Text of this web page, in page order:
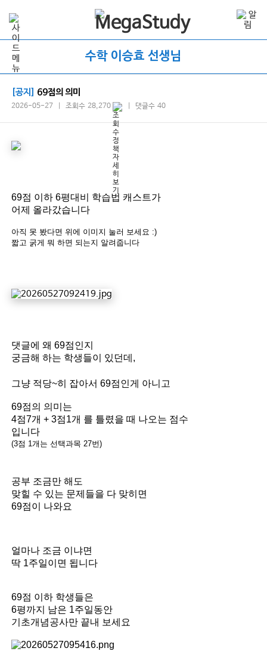
수학 이승효 선생님
[공지] 69점의 의미
2026-05-27 | 조회수 28,270 | 댓글수 40
69점 이하6평대비 학습법 캐스트가
어제 올라갔습니다
아직 못 봤다면 위에 이미지 눌러 보세요 :)
짧고 굵게 뭐 하면 되는지 알려줍니다
댓글에 왜 69점인지
궁금해 하는 학생들이 있던데,
그냥 적당~히 잡아서 69점인게 아니고
69점의 의미는
4점7개 + 3점1개 를 틀렸을 때 나오는 점수
입니다
(3점 1개는 선택과목 27번)
공부 조금만 해도
맞힐 수 있는 문제들을 다 맞히면
69점이 나와요
얼마나 조금 이냐면
딱 1주일이면 됩니다
69점 이하 학생들은
6평까지 남은 1주일동안
기초개념공사만 끝내 보세요